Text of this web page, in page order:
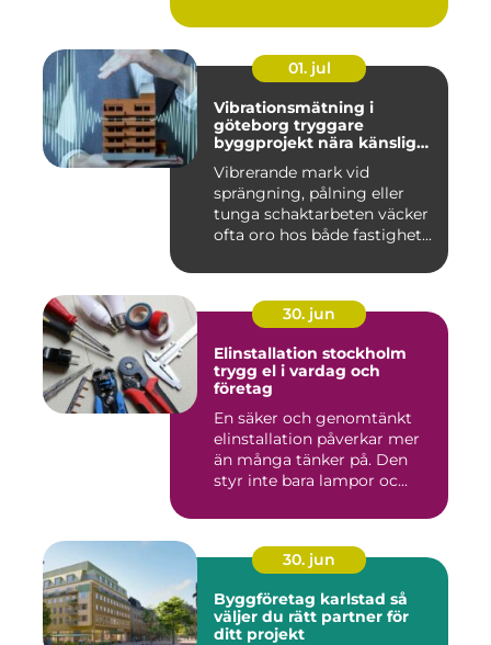
01. jul
Vibrationsmätning i
göteborg tryggare
byggprojekt nära känsliga
Vibrerande mark vid
sprängning, pålning eller
tunga schaktarbeten väcker
ofta oro hos både fastighet...
30. jun
Elinstallation stockholm
trygg el i vardag och
företag
En säker och genomtänkt
elinstallation påverkar mer
än många tänker på. Den
styr inte bara lampor oc...
30. jun
Byggföretag karlstad så
väljer du rätt partner för
ditt projekt